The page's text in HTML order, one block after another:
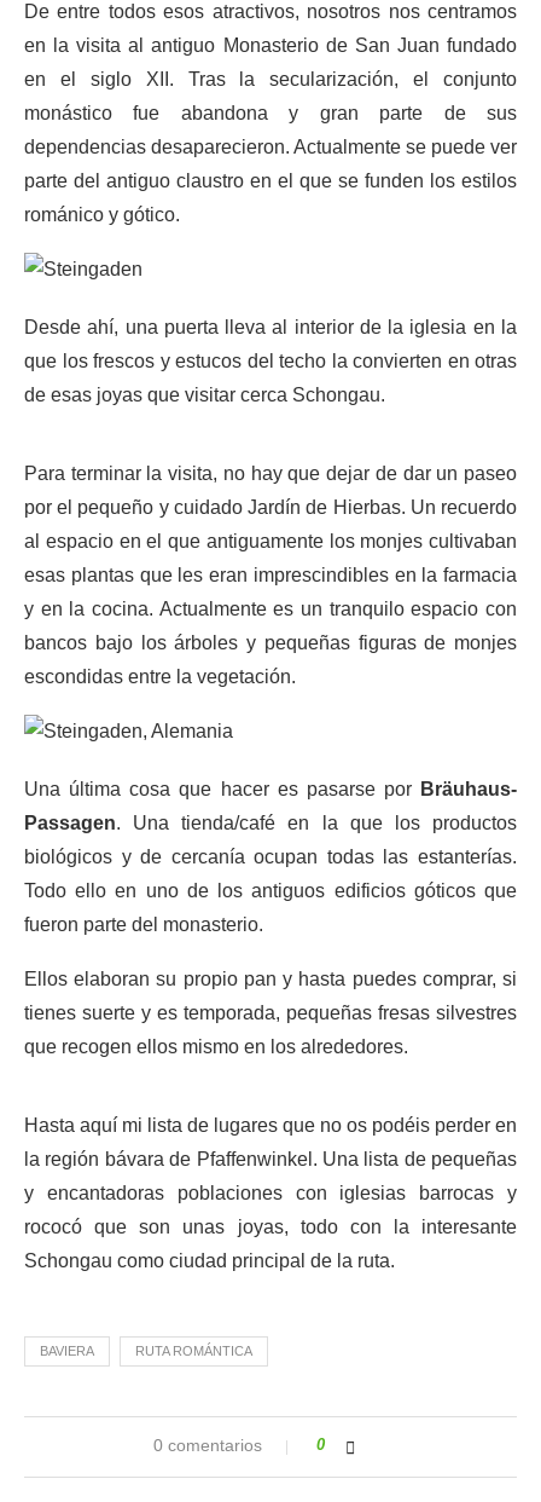
De entre todos esos atractivos, nosotros nos centramos
en la visita al antiguo Monasterio de San Juan fundado
en el siglo XII. Tras la secularización, el conjunto
monástico fue abandona y gran parte de sus
dependencias desaparecieron. Actualmente se puede ver
parte del antiguo claustro en el que se funden los estilos
románico y gótico.
Desde ahí, una puerta lleva al interior de la iglesia en la
que los frescos y estucos del techo la convierten en otras
de esas joyas que visitar cerca Schongau.
Para terminar la visita, no hay que dejar de dar un paseo
por el pequeño y cuidado Jardín de Hierbas. Un recuerdo
al espacio en el que antiguamente los monjes cultivaban
esas plantas que les eran imprescindibles en la farmacia
y en la cocina. Actualmente es un tranquilo espacio con
bancos bajo los árboles y pequeñas figuras de monjes
escondidas entre la vegetación.
Una última cosa que hacer es pasarse por Bräuhaus-
Passagen. Una tienda/café en la que los productos
biológicos y de cercanía ocupan todas las estanterías.
Todo ello en uno de los antiguos edificios góticos que
fueron parte del monasterio.
Ellos elaboran su propio pan y hasta puedes comprar, si
tienes suerte y es temporada, pequeñas fresas silvestres
que recogen ellos mismo en los alrededores.
Hasta aquí mi lista de lugares que no os podéis perder en
la región bávara de Pfaffenwinkel. Una lista de pequeñas
y encantadoras poblaciones con iglesias barrocas y
rococó que son unas joyas, todo con la interesante
Schongau como ciudad principal de la ruta.
BAVIERA RUTA ROMÁNTICA
0 comentarios 0